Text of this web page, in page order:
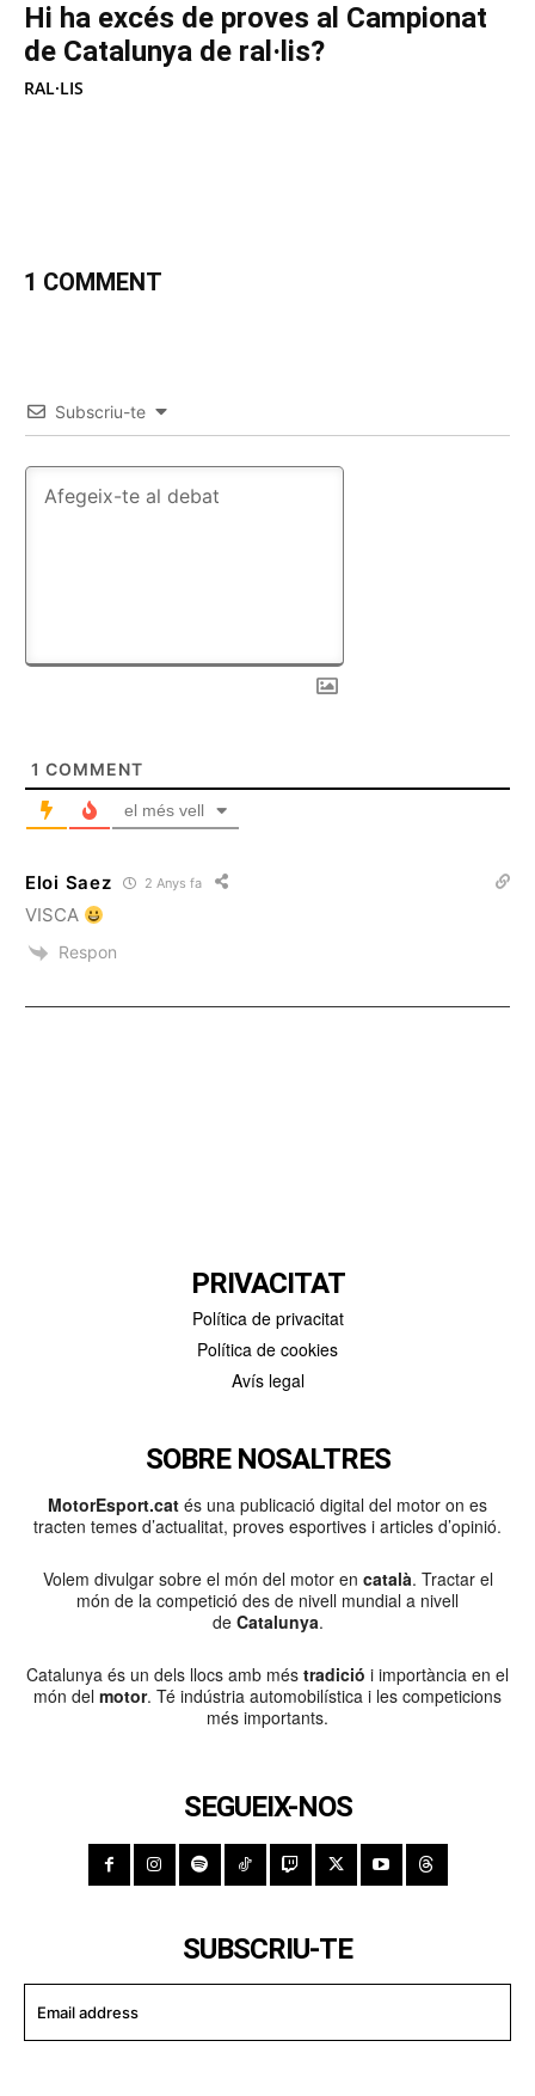
Hi ha excés de proves al Campionat
de Catalunya de ral·lis?
RAL·LIS
1 COMMENT
Subscriu-te
1 COMMENT
el més vell
Eloi Saez 2 Anys fa
VISCA
Respon
PRIVACITAT
Política de privacitat
Política de cookies
Avís legal
SOBRE NOSALTRES
MotorEsport.cat és una publicació digital del motor on es
tracten temes d’actualitat, proves esportives i articles d’opinió.
Volem divulgar sobre el món del motor en català. Tractar el
món de la competició des de nivell mundial a nivell
de Catalunya.
Catalunya és un dels llocs amb més tradició i importància en el
món del motor. Té indústria automobilística i les competicions
més importants.
SEGUEIX-NOS
SUBSCRIU-TE